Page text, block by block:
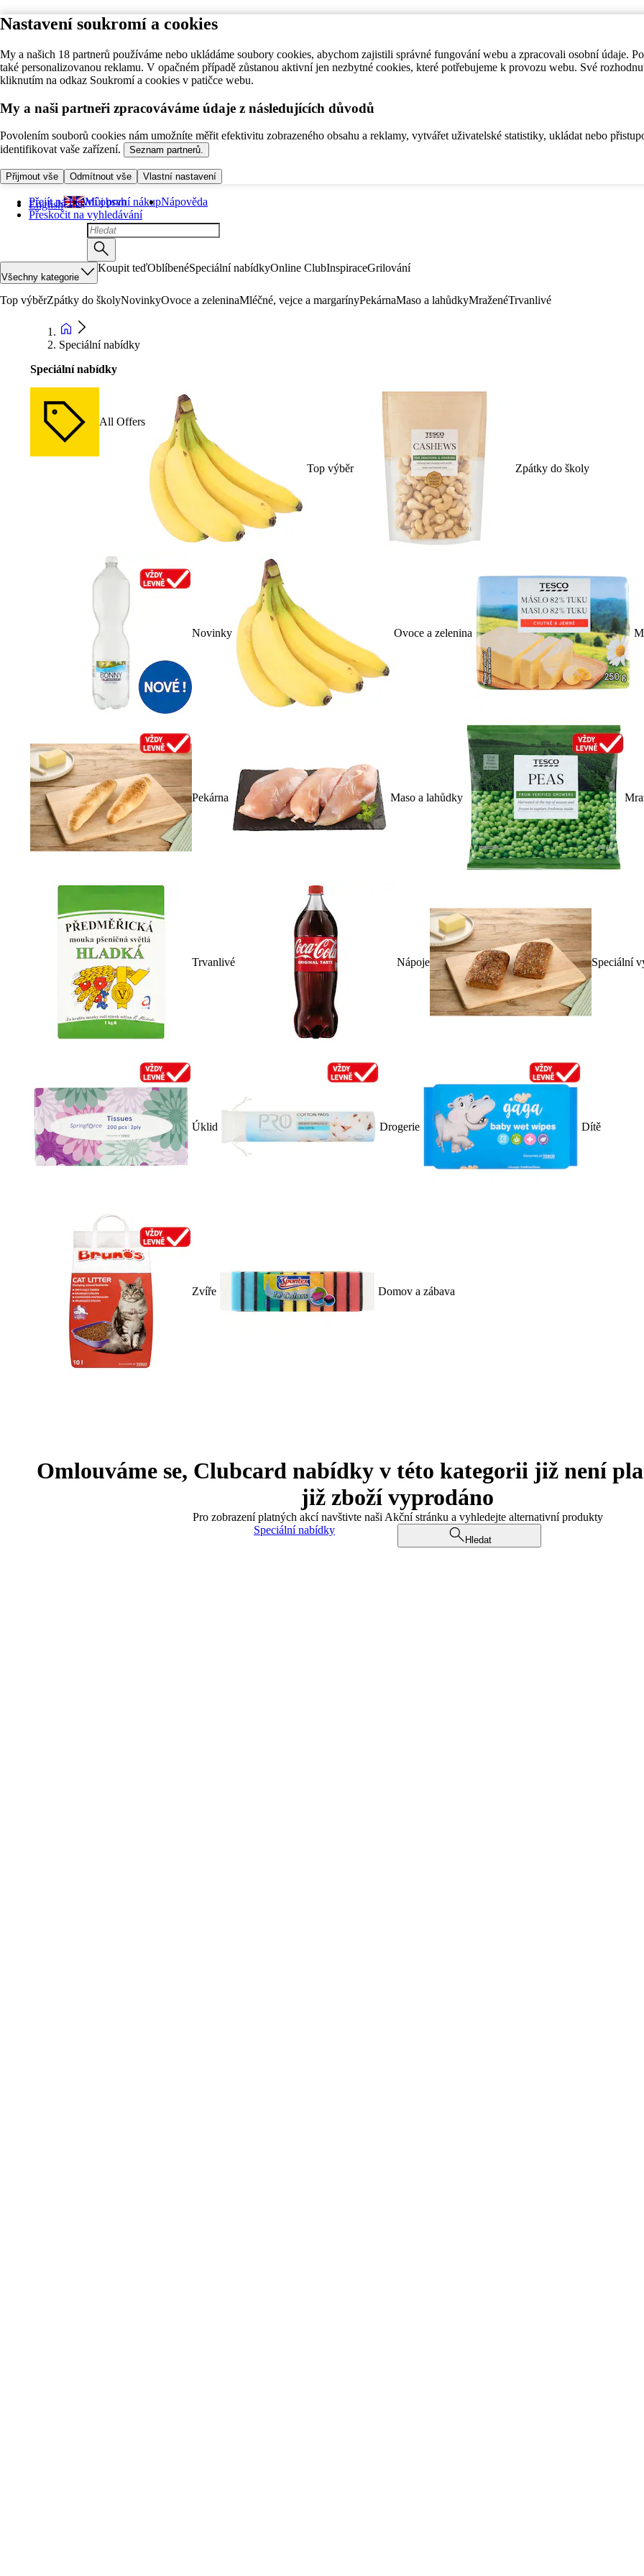
Nastavení soukromí a cookies
My a našich 18 partnerů používáme nebo ukládáme soubory cookies, abychom zajistili správné fungování webu a zpracovali osobní údaje.
také personalizovanou reklamu. V opačném případě zůstanou aktivní jen nezbytné cookies, které potřebujeme k provozu webu. Své
kliknutím na odkaz Soukromí a cookies v patičce webu.
My a naši partneři zpracováváme údaje z následujících důvodů
Povolením souborů cookies nám umožníte měřit efektivitu zobrazeného obsahu a reklamy, vytvářet uživatelské statistiky, ukládat nebo
identifikovat vaše zařízení.
Seznam partnerů.
Přijmout vše Odmítnout vše Vlastní nastavení
Přejít na hlavní obsah
Přeskočit na vyhledávání
English Můj první nákupNápověda
Všechny kategorie
Koupit teďOblíbenéSpeciální nabídkyOnline ClubInspiraceGrilování
Top výběrZpátky do školyNovinkyOvoce a zeleninaMléčné, vejce a margarínyPekárnaMaso a lahůdkyMraženéTrvanlivé
Speciální nabídky
Speciální nabídky
All Offers
Top výběr Zpátky do školy
Novinky Ovoce a zelenina
Pekárna Maso a lahůdky
Trvanlivé Nápoje Speciální
Úklid Drogerie Dítě
Zvíře Domov a zábava
Omlouváme se, Clubcard nabídky v této kategorii již není
již zboží vyprodáno
Pro zobrazení platných akcí navštivte naši Akční stránku a vyhledejte alternativní produkty
Speciální nabídky
Hledat